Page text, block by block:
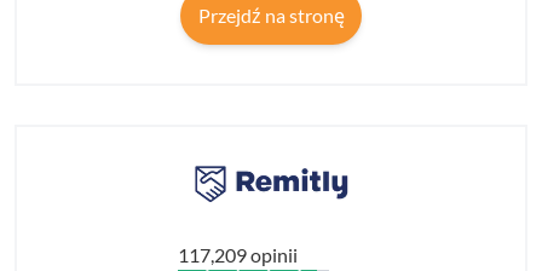
Przejdź na stronę
117,209 opinii